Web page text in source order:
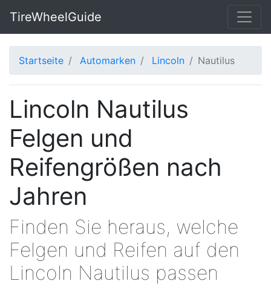
TireWheelGuide
Startseite Automarken Lincoln Nautilus
Lincoln Nautilus
Felgen und
Reifengrößen nach
Jahren
Finden Sie heraus, welche
Felgen und Reifen auf den
Lincoln Nautilus passen